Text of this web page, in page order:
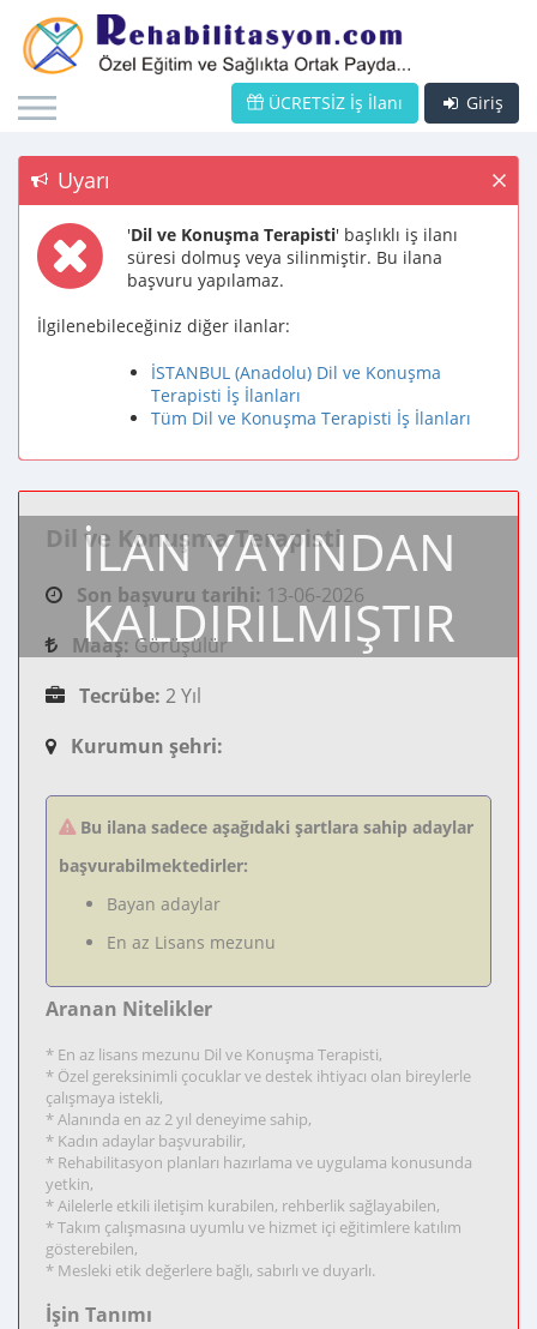
Giriş
ÜCRETSİZ İş İlanı
Uyarı
'Dil ve Konuşma Terapisti' başlıklı iş ilanı
süresi dolmuş veya silinmiştir. Bu ilana
başvuru yapılamaz.
İlgilenebileceğiniz diğer ilanlar:
İSTANBUL (Anadolu) Dil ve Konuşma
Terapisti İş İlanları
Tüm Dil ve Konuşma Terapisti İş İlanları
İLAN YAYINDAN
KALDIRILMIŞTIR
Dil ve Konuşma Terapisti
Son başvuru tarihi: 13-06-2026
Maaş: Görüşülür
Tecrübe: 2 Yıl
Kurumun şehri:
Bu ilana sadece aşağıdaki şartlara sahip adaylar
başvurabilmektedirler:
Bayan adaylar
En az Lisans mezunu
Aranan Nitelikler
* En az lisans mezunu Dil ve Konuşma Terapisti,
* Özel gereksinimli çocuklar ve destek ihtiyacı olan bireylerle
çalışmaya istekli,
* Alanında en az 2 yıl deneyime sahip,
* Kadın adaylar başvurabilir,
* Rehabilitasyon planları hazırlama ve uygulama konusunda
yetkin,
* Ailelerle etkili iletişim kurabilen, rehberlik sağlayabilen,
* Takım çalışmasına uyumlu ve hizmet içi eğitimlere katılım
gösterebilen,
* Mesleki etik değerlere bağlı, sabırlı ve duyarlı.
İşin Tanımı